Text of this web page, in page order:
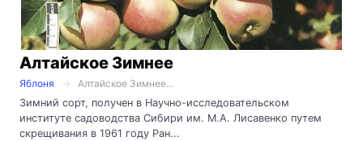
Алтайское Зимнее
Яблоня
Алтайское Зимнее...
Зимний сорт, получен в Научно-исследовательском
институте садоводства Сибири им. М.А. Лисавенко путем
скрещивания в 1961 году Ран...